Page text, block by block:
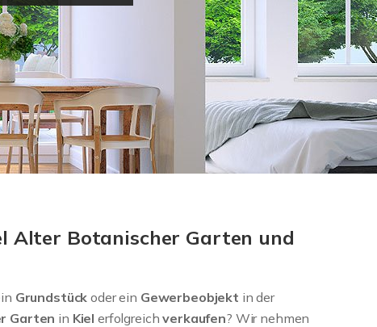
Alter Botanischer Garten und
Grundstückoder ein Gewerbeobjekt in der
Garten in Kielerfolgreichverkaufen? Wir nehmen